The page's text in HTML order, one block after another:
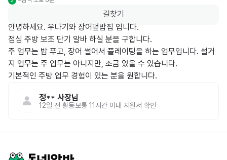
길찾기
안녕하세요. 우나기와 장어덮밥집 입니다.
점심 주방 보조 단기 알바 하실 분을 구합니다.
주 업무는 밥 푸고, 장어 썰어서 플레이팅을 하는 업무입니다. 설거
지 업무는 주 업무는 아니지만, 조금 있을 수 있습니다.
기본적인 주방 업무 경험이 있는 분을 원합니다.
정** 사장님
12일 전 활동 보통 11시간 이내 지원서 확인